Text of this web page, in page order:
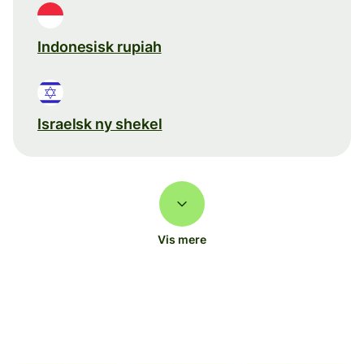
Indonesisk rupiah
Israelsk ny shekel
Vis mere